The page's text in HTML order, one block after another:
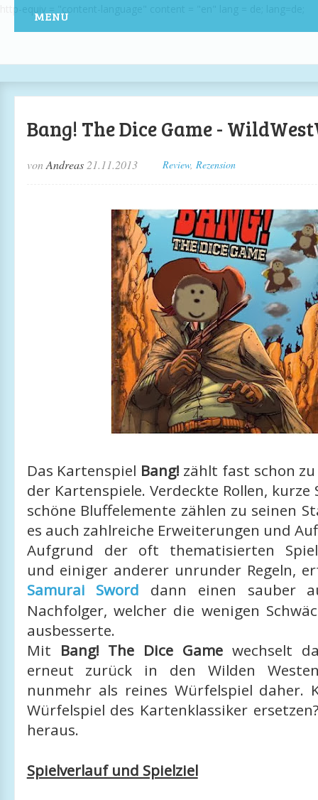
MENU
Bang! The Dice Game -
vonAndreas 21.11.2013 Review, Rezension
Das Kartenspiel Bang! zählt fast schon
der Kartenspiele. Verdeckte Rollen,
schöne Bluffelemente zählen zu seinen
es auch zahlreiche Erweiterungen und
Aufgrund der oft thematisierten
und einiger anderer unrunder Regeln,
Samurai Sword dann einen sauber
Nachfolger, welcher die wenigen
ausbesserte.
Mit Bang! The Dice Game wechselt
erneut zurück in den Wilden
nunmehr als reines Würfelspiel daher.
Würfelspiel des Kartenklassiker
heraus.
Spielverlauf und Spielziel